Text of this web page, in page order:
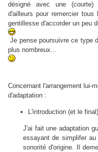
désigné avec une
d'ailleurs pour remercier
gentillesse d'accorder un peu
Je pense poursuivre ce type
plus nombreux...
Concernant l'arrangement lui-
d'adaptation :
L'introduction (et le final)
J'ai fait une adaptation
essayant de simplifer
sonorité d'origine. Il